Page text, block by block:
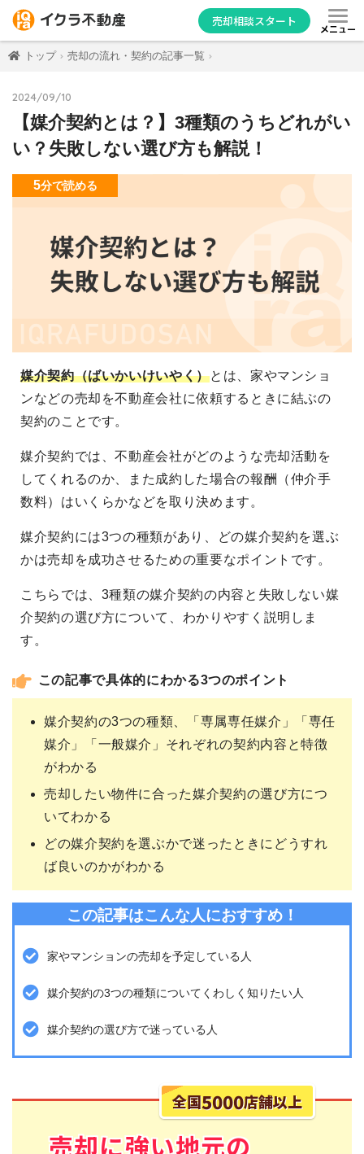
売却相談スタート
メニュー
トップ 売却の流れ・契約の記事一覧
2024/09/10
【媒介契約とは？】3種類のうちどれがい
い？失敗しない選び方も解説！
5分で読める
媒介契約（ばいかいけいやく）とは、家やマンショ
ンなどの売却を不動産会社に依頼するときに結ぶの
契約のことです。
媒介契約では、不動産会社がどのような売却活動を
してくれるのか、また成約した場合の報酬（仲介手
数料）はいくらかなどを取り決めます。
媒介契約には3つの種類があり、どの媒介契約を選ぶ
かは売却を成功させるための重要なポイントです。
こちらでは、3種類の媒介契約の内容と失敗しない媒
介契約の選び方について、わかりやすく説明しま
す。
この記事で具体的にわかる3つのポイント
媒介契約の3つの種類、「専属専任媒介」「専任
媒介」「一般媒介」それぞれの契約内容と特徴
がわかる
売却したい物件に合った媒介契約の選び方につ
いてわかる
どの媒介契約を選ぶかで迷ったときにどうすれ
ば良いのかがわかる
この記事はこんな人におすすめ！
家やマンションの売却を予定している人
媒介契約の3つの種類についてくわしく知りたい人
媒介契約の選び方で迷っている人